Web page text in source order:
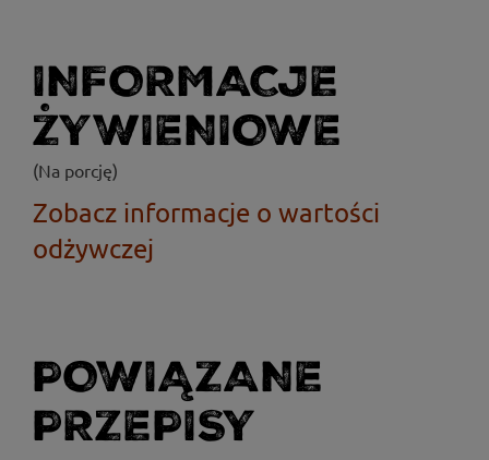
INFORMACJE
ŻYWIENIOWE
(Na porcję)
Zobacz informacje o wartości
odżywczej
POWIĄZANE
PRZEPISY